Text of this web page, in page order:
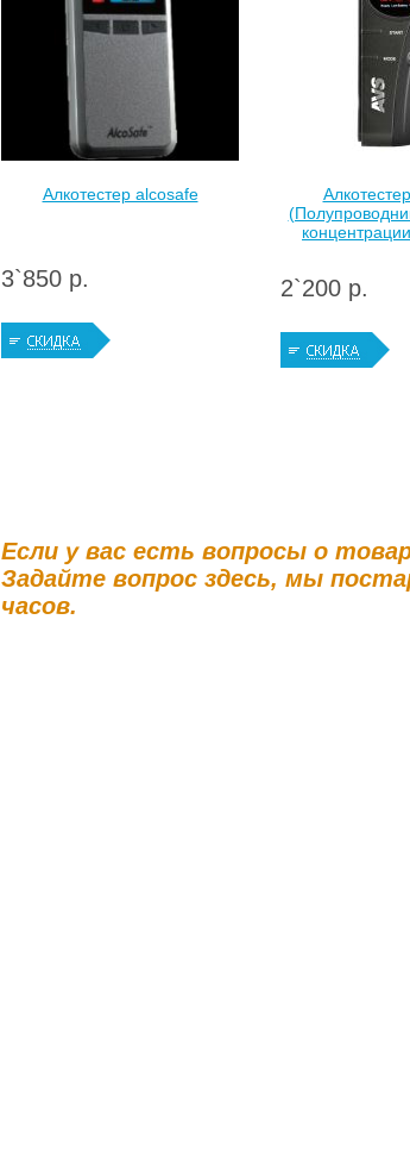
Алкотестер alcosafe
3`850 р. 2`200 р.
Если у вас есть вопросы о
Задайте вопрос здесь, мы
часов.